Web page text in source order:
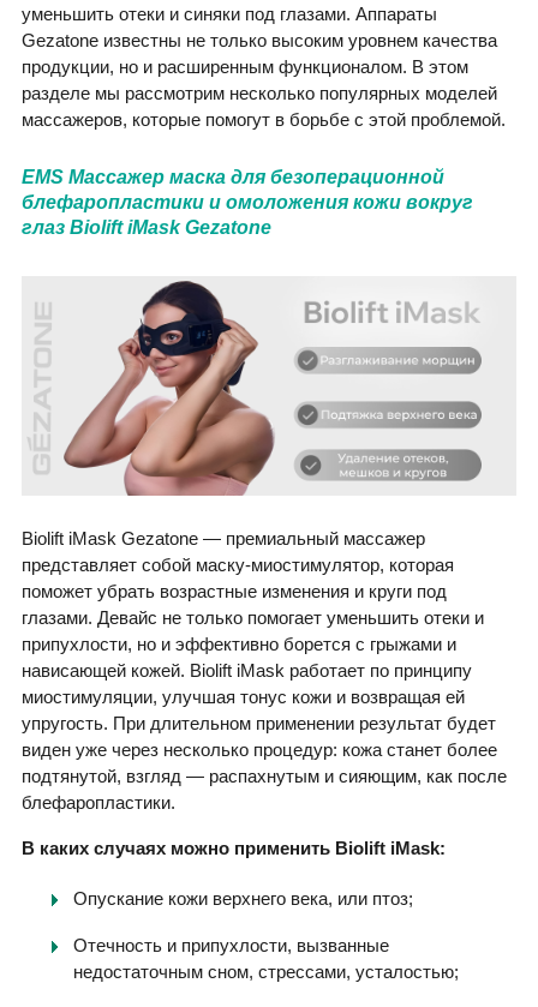
уменьшить отеки и синяки под глазами. Аппараты
Gezatone известны не только высоким уровнем качества
продукции, но и расширенным функционалом. В этом
разделе мы рассмотрим несколько популярных моделей
массажеров, которые помогут в борьбе с этой проблемой.
EMS Массажер маска для безоперационной
блефаропластики и омоложения кожи вокруг
глаз Biolift iMask Gezatone
Biolift iMask Gezatone — премиальный массажер
представляет собой маску-миостимулятор, которая
поможет убрать возрастные изменения и круги под
глазами. Девайс не только помогает уменьшить отеки и
припухлости, но и эффективно борется с грыжами и
нависающей кожей. Biolift iMask работает по принципу
миостимуляции, улучшая тонус кожи и возвращая ей
упругость. При длительном применении результат будет
виден уже через несколько процедур: кожа станет более
подтянутой, взгляд — распахнутым и сияющим, как после
блефаропластики.
В каких случаях можно применить Biolift iMask:
Опускание кожи верхнего века, или птоз;
Отечность и припухлости, вызванные
недостаточным сном, стрессами, усталостью;